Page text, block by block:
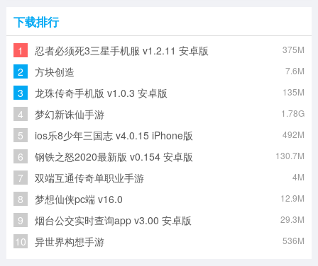
下载排行
1 忍者必须死3三星手机服 v1.2.11 安卓版 375M
2 方块创造 7.6M
3 龙珠传奇手机版 v1.0.3 安卓版 135M
4 梦幻新诛仙手游 1.78G
5 ios乐8少年三国志 v4.0.15 iPhone版 492M
6 钢铁之怒2020最新版 v0.154 安卓版 130.7M
7 双端互通传奇单职业手游 4M
8 梦想仙侠pc端 v16.0 12.9M
9 烟台公交实时查询app v3.00 安卓版 29.3M
10 异世界构想手游 536M